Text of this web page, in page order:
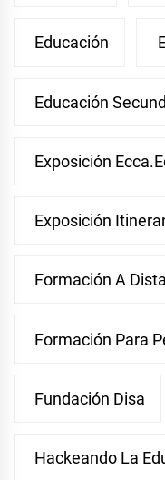
Educación
Educación
Exposición
Exposición
Formación A
Formación Para
Fundación Disa
Hackeando La